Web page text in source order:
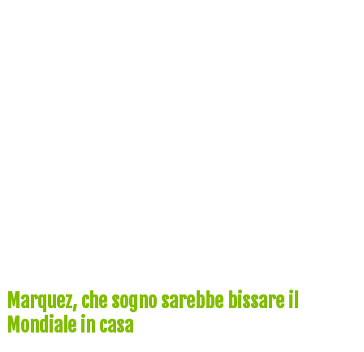
Marquez, che sogno sarebbe bissare il
Mondiale in casa